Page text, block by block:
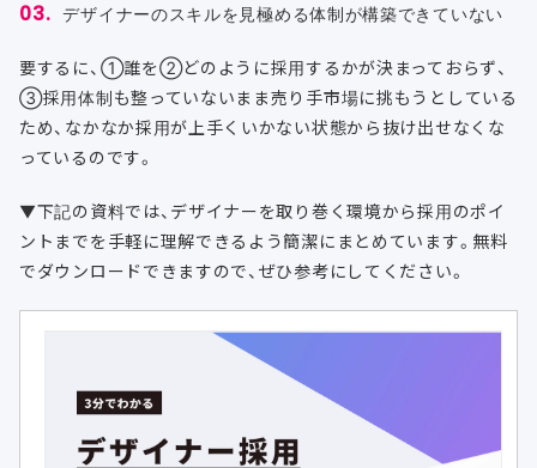
デザイナーのスキルを見極める体制が構築できていない
要するに、①誰を②どのように採用するかが決まっておらず、
③採用体制も整っていないまま売り手市場に挑もうとしている
ため、なかなか採用が上手くいかない状態から抜け出せなくな
っているのです。
▼下記の資料では、デザイナーを取り巻く環境から採用のポイ
ントまでを手軽に理解できるよう簡潔にまとめています。無料
でダウンロードできますので、ぜひ参考にしてください。